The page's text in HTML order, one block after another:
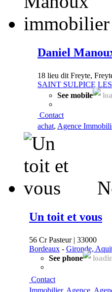
Daniel
18 lieu dit Freyte,
SAINT SULPICE
See mobile
Contact
achat, Agence
Un toit et vous
56 Cr Pasteur | 33000
Bordeaux - Gironde,
See phone
Contact
Immobilier, Agence